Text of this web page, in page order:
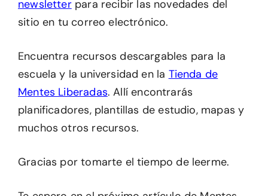
newsletterpara recibir las novedades del
sitio en tu correo electrónico.
Encuentra recursos descargables para la
escuela y la universidad en la Tienda de
Mentes Liberadas. Allí encontrarás
planificadores, plantillas de estudio, mapas y
muchos otros recursos.
Gracias por tomarte el tiempo de leerme.